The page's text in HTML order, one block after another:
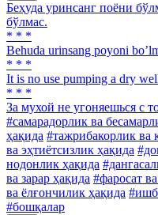
Беҳуда уринсанг поёни
бўлмас.
* * *
Behuda urinsang poyoni
* * *
It is no use pumping a dry
* * *
За мухой не угоняешься с
#самарадорлик ва
ҳақида #тажрибакорлик ва
ва эҳтиётсизлик ҳақида
нодонлик ҳақида
ва зарар ҳақида #фаросат
ва ёлғончилик ҳақида
#бошқалар